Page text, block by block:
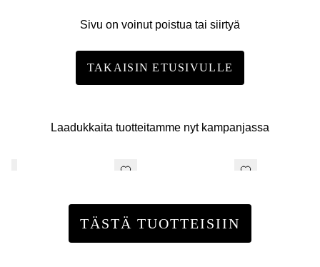
Sivu on voinut poistua tai siirtyä
TAKAISIN ETUSIVULLE
Laadukkaita tuotteitamme nyt kampanjassa
TÄSTÄ TUOTTEISIIN